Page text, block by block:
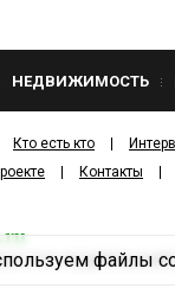
НЕДВИЖИМОСТЬ
Кто есть кто
Контакты
ООО ИЗДАТЕЛЬСКИЙ
файлы